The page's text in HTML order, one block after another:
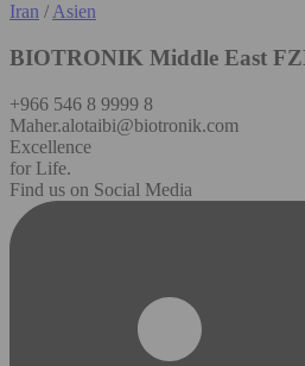
Iran /Asien
BIOTRONIK Middle East
+966 546 8 9999 8
Maher.alotaibi@biotronik.com
Excellence
for Life.
Find us on Social Media